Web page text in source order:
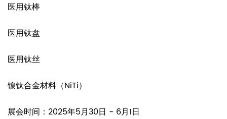
医用钛棒
医用钛盘
医用钛丝
镍钛合金材料（NiTi）
展会时间：2025年5月30日 - 6月1日